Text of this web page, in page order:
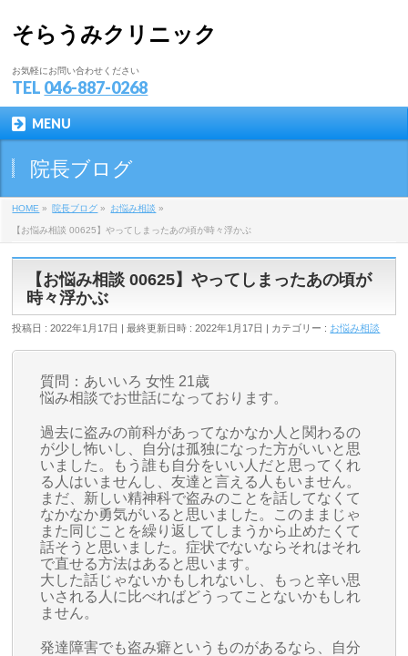
そらうみクリニック
お気軽にお問い合わせください
TEL 046-887-0268
MENU
院長ブログ
HOME » 院長ブログ » お悩み相談 »
【お悩み相談 00625】やってしまったあの頃が時々浮かぶ
【お悩み相談 00625】やってしまったあの頃が
時々浮かぶ
投稿日 : 2022年1月17日 最終更新日時 : 2022年1月17日 カテゴリー : お悩み相談
質問：あいいろ 女性 21歳
悩み相談でお世話になっております。
過去に盗みの前科があってなかなか人と関わるの
が少し怖いし、自分は孤独になった方がいいと思
いました。もう誰も自分をいい人だと思ってくれ
る人はいませんし、友達と言える人もいません。
まだ、新しい精神科で盗みのことを話してなくて
なかなか勇気がいると思いました。このままじゃ
また同じことを繰り返してしまうから止めたくて
話そうと思いました。症状でないならそれはそれ
で直せる方法はあると思います。
大した話じゃないかもしれないし、もっと辛い思
いされる人に比べればどうってことないかもしれ
ません。
発達障害でも盗み癖というものがあるなら、自分